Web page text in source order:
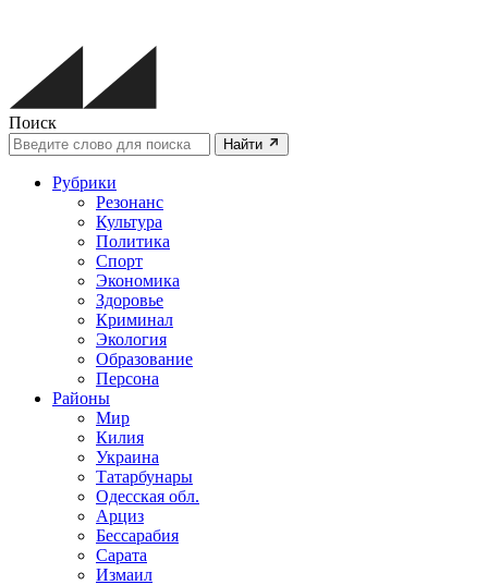
Поиск
Найти
Рубрики
Резонанс
Культура
Политика
Спорт
Экономика
Здоровье
Криминал
Экология
Образование
Персона
Районы
Мир
Килия
Украина
Татарбунары
Одесская обл.
Арциз
Бессарабия
Сарата
Измаил